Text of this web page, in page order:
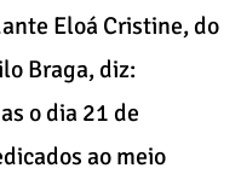
Eloá Cristine, do
Braga, diz:
o dia 21 de
ao meio